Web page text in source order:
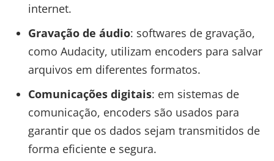
internet.
Gravação de áudio: softwares de gravação,
como Audacity, utilizam encoders para salvar
arquivos em diferentes formatos.
Comunicações digitais: em sistemas de
comunicação, encoders são usados para
garantir que os dados sejam transmitidos de
forma eficiente e segura.